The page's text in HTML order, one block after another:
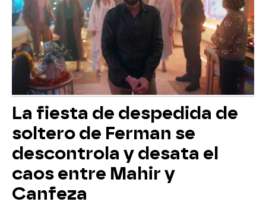
La fiesta de despedida de
soltero de Ferman se
descontrola y desata el
caos entre Mahir y
Canfeza